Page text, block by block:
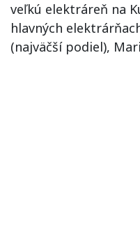
veľkú elektráreň na
hlavných
(najväčší podiel),